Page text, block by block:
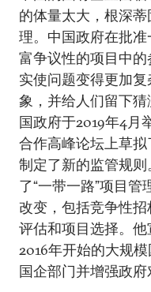
的体量太大，根深
理。中国政府在批
富争议性的项目中
实使问题变得更加
象，并给人们留下
国政府于2019年4月
合作高峰论坛上草
制定了新的监管规
了“一带一路”项目
改变，包括竞争性
评估和项目选择。
2016年开始的大规
国企部门并增强政府